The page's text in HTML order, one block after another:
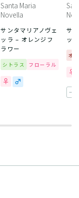
Santa Maria
Novella
サンタマリアノヴェ
ッラ – オレンジフ
ラワー
シトラス フローラル
サ
ッ
オ
一